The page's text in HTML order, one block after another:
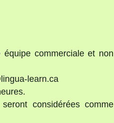
commerciale et non
learn.ca
considérées comme